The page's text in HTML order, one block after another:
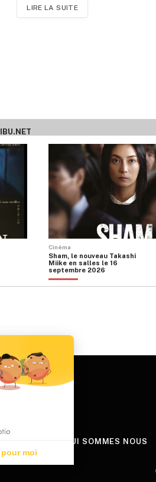
LIRE LA SUITE
Cinéma
Sham, le nouveau Takashi
Miike en salles le 16
septembre 2026
QUI SOMMES NOUS